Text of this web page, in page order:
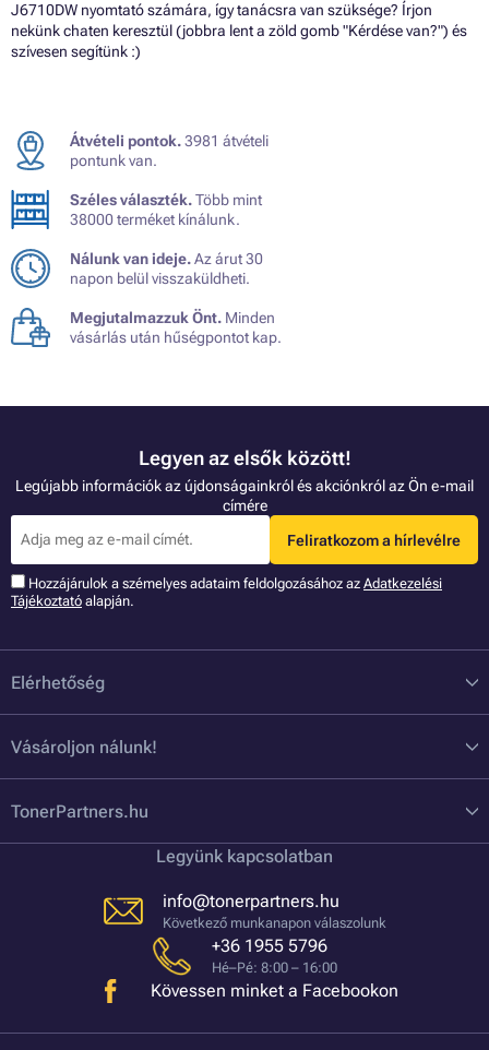
J6710DW nyomtató számára, így tanácsra van szüksége? Írjon
nekünk chaten keresztül (jobbra lent a zöld gomb "Kérdése van?") és
szívesen segítünk :)
Átvételi pontok.3981 átvételi
pontunk van.
Széles választék.Több mint
38000 terméket kínálunk.
Nálunk van ideje.Az árut 30
napon belül visszaküldheti.
Megjutalmazzuk Önt. Minden
vásárlás után hűségpontot kap.
Legyen az elsők között!
Legújabb információk az újdonságainkról és akciónkról az Ön e-mail
címére
Feliratkozom a hírlevélre
Hozzájárulok a szémelyes adataim feldolgozásához az Adatkezelési
Tájékoztató alapján.
Elérhetőség
Vásároljon nálunk!
TonerPartners.hu
Legyünk kapcsolatban
info@tonerpartners.hu
Következő munkanapon válaszolunk
+36 1955 5796
Hé–Pé: 8:00 – 16:00
Kövessen minket a Facebookon